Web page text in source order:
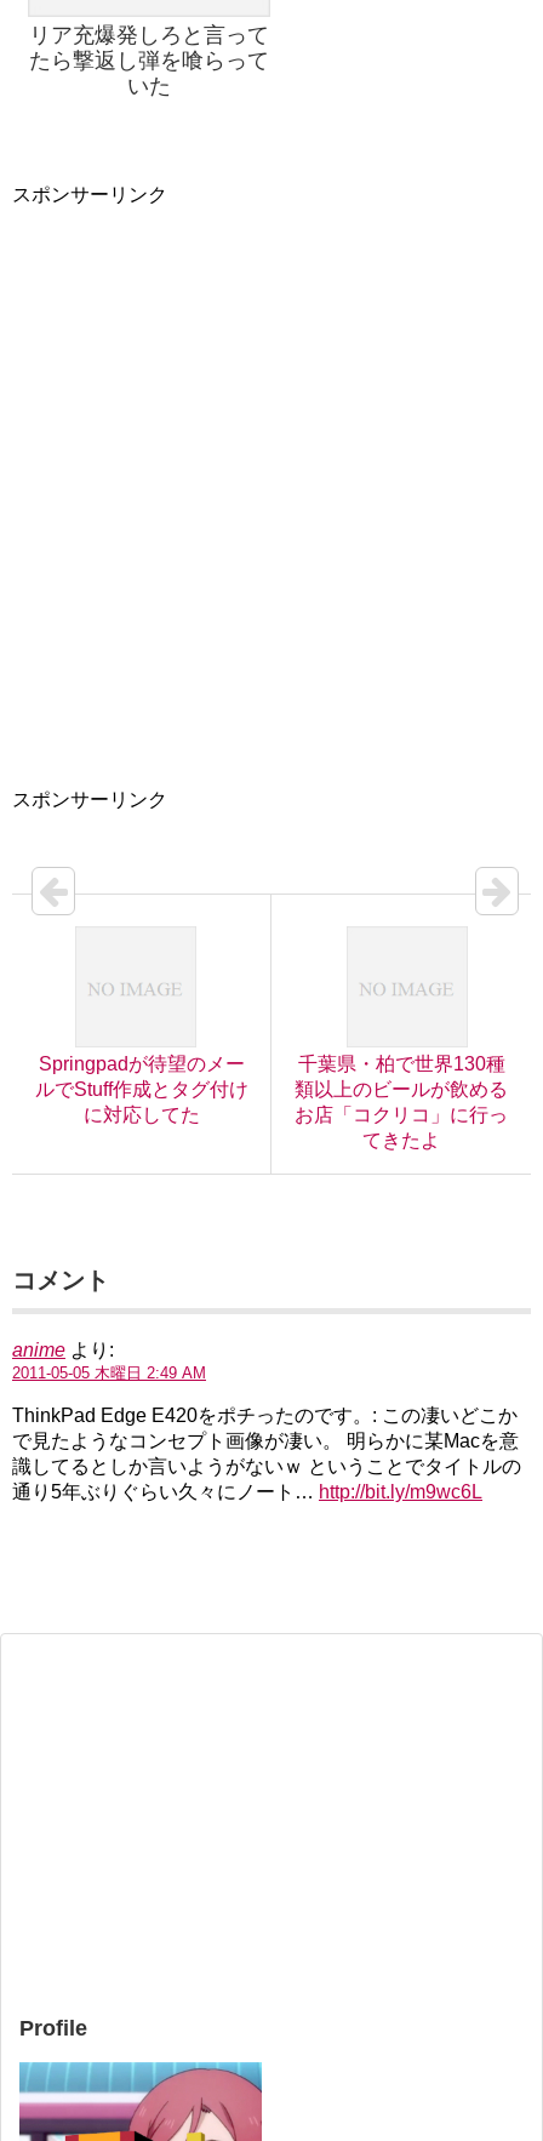
リア充爆発しろと言って
たら撃返し弾を喰らって
いた
スポンサーリンク
スポンサーリンク
Springpadが待望のメー
ルでStuff作成とタグ付け
に対応してた
千葉県・柏で世界130種
類以上のビールが飲める
お店「コクリコ」に行っ
てきたよ
コメント
anime より:
2011-05-05 木曜日 2:49 AM
ThinkPad Edge E420をポチったのです。: この凄いどこか
で見たようなコンセプト画像が凄い。 明らかに某Macを意
識してるとしか言いようがないｗ ということでタイトルの
通り5年ぶりぐらい久々にノート… http://bit.ly/m9wc6L
Profile